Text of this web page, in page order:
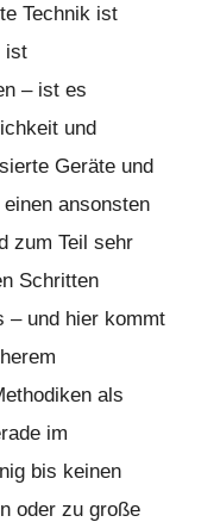
Technik ist
ist
– ist es
und
Geräte und
ansonsten
zum Teil sehr
Schritten
– und hier kommt
als
im
bis keinen
oder zu große